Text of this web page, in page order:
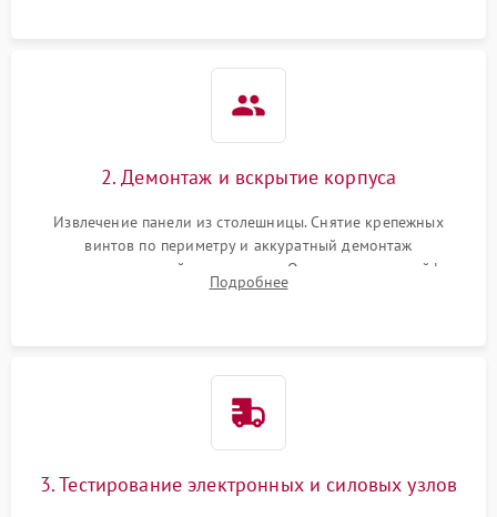
2. Демонтаж и вскрытие корпуса
Извлечение панели из столешницы. Снятие крепежных
винтов по периметру и аккуратный демонтаж
стеклокерамической поверхности. Отсоединение шлейфов
сенсорного блока для доступа к силовым платам, катушкам
Подробнее
3. Тестирование электронных и силовых узлов